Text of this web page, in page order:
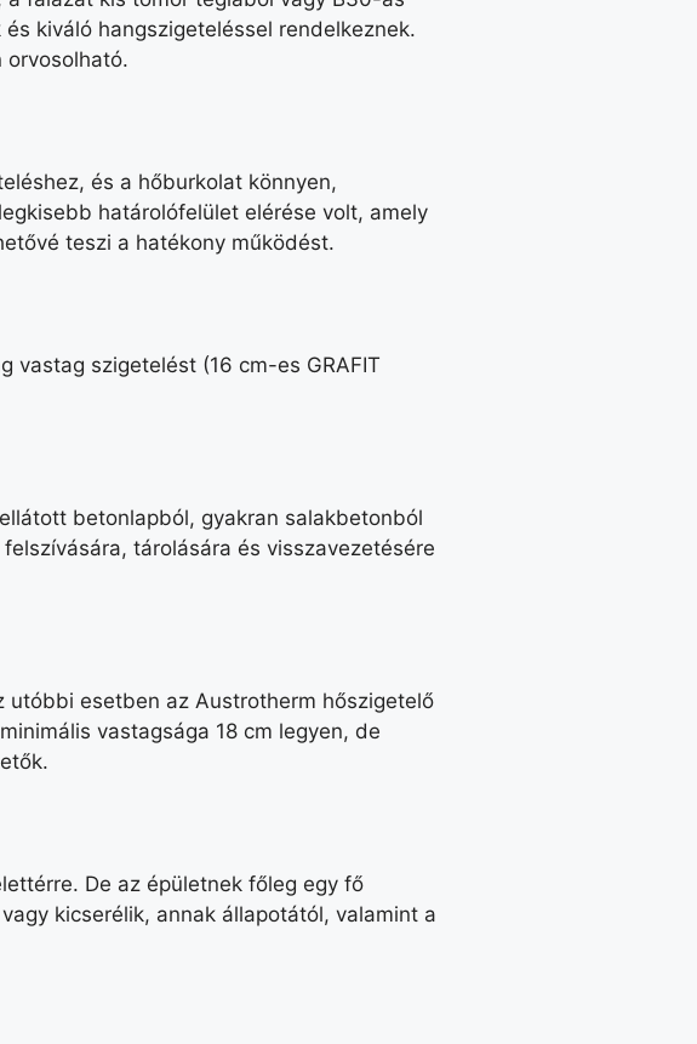
kiváló hangszigeteléssel rendelkeznek.
orvosolható.
és a hőburkolat könnyen,
határolófelület elérése volt, amely
teszi a hatékony működést.
vastag szigetelést (16 cm-es GRAFIT
betonlapból, gyakran salakbetonból
tárolására és visszavezetésére
utóbbi esetben az Austrotherm hőszigetelő
vastagsága 18 cm legyen, de
De az épületnek főleg egy fő
kicserélik, annak állapotától, valamint a